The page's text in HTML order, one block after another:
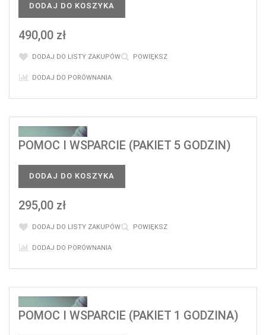
DODAJ DO KOSZYKA
490,00 zł
DODAJ DO LISTY ZAKUPÓW POWIĘKSZ
DODAJ DO PORÓWNANIA
POMOC I WSPARCIE (PAKIET 5 GODZIN)
DODAJ DO KOSZYKA
295,00 zł
DODAJ DO LISTY ZAKUPÓW POWIĘKSZ
DODAJ DO PORÓWNANIA
POMOC I WSPARCIE (PAKIET 1 GODZINA)